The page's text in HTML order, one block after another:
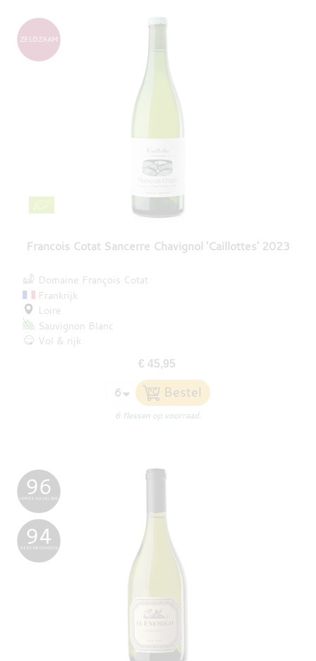
Francois Cotat Sancerre Chavignol 'Caillottes' 2023
ZELDZAAM
Domaine François Cotat
Frankrijk
Loire
Sauvignon Blanc
Vol & rijk
€ 45,95
6 flessen op voorraad.
96
JAMES SUCKLING
94
DESCORCHADOS